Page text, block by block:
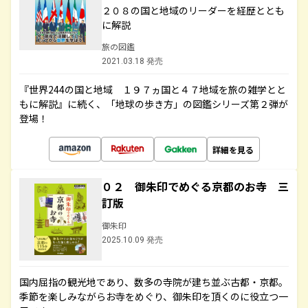
２０８の国と地域のリーダーを経歴ととも
に解説
旅の図鑑
2021.03.18 発売
『世界244の国と地域 １９７ヵ国と４７地域を旅の雑学とと
もに解説』に続く、「地球の歩き方」の図鑑シリーズ第２弾が
登場！
詳細を見る
０２ 御朱印でめぐる京都のお寺 三
訂版
御朱印
2025.10.09 発売
国内屈指の観光地であり、数多の寺院が建ち並ぶ古都・京都。
季節を楽しみながらお寺をめぐり、御朱印を頂くのに役立つ一